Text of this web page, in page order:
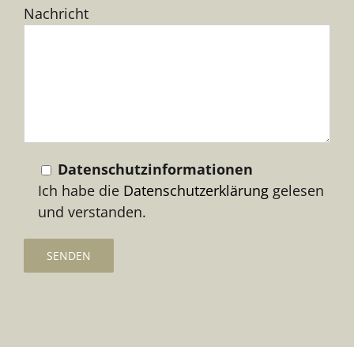
lasse
Nachricht
Datenschutzinformationen
Ich habe die Datenschutzerklärung gelesen
und verstanden.